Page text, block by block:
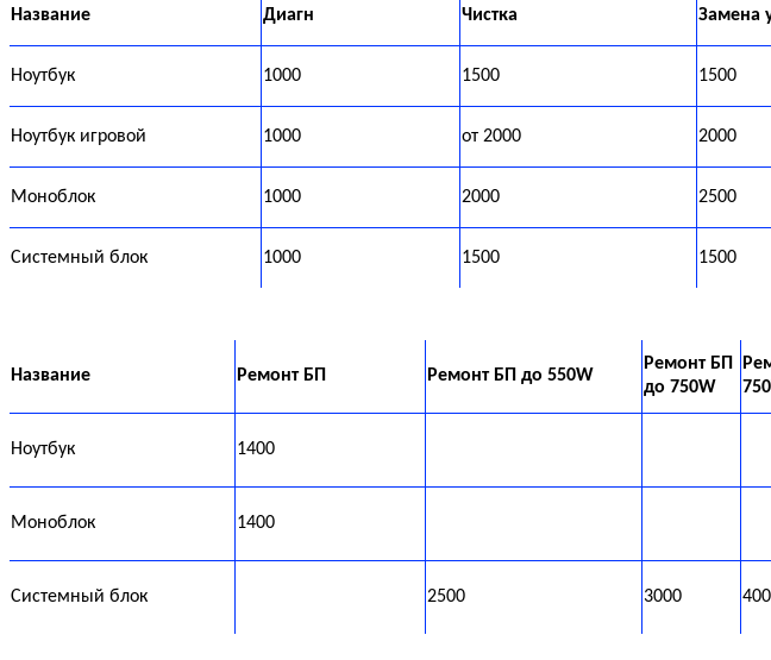
Название Диагн Чистка Замена
Ноутбук 1000 1500 1500
Ноутбук игровой 1000 от 2000 2000
Моноблок 1000 2000 2500
Системный блок 1000 1500 1500
Название Ремонт БП Ремонт БП до 550W
Ремонт БП
до 750W
Ноутбук 1400
Моноблок 1400
Системный блок 2500 3000